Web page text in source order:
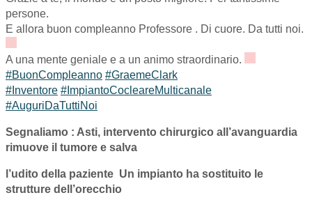
persone.
E allora buon compleanno Professore . Di cuore. Da tutti noi.
A una mente geniale e a un animo straordinario.
#BuonCompleanno #GraemeClark
#Inventore #ImpiantoCocleareMulticanale
#AuguriDaTuttiNoi
Segnaliamo : Asti, intervento chirurgico all’avanguardia
rimuove il tumore e salva
l’udito della paziente Un impianto ha sostituito le
strutture dell’orecchio